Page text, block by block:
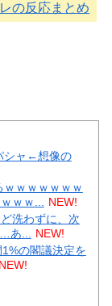
の反応まとめ
シャ←想像の
ｗｗｗｗｗｗｗ
ｗｗ...
NEW!
洗わずに、次
あ...
NEW!
1%の閣議決定を
NEW!